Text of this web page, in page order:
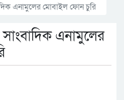
এনামুলের মোবাইল ফোন চুরি
এনামুলের